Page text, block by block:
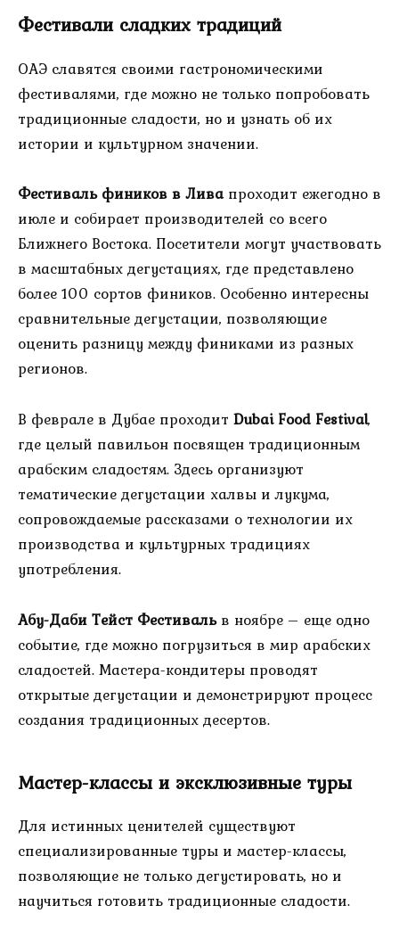
Фестивали сладких традиций
ОАЭ славятся своими гастрономическими
фестивалями, где можно не только попробовать
традиционные сладости, но и узнать об их
истории и культурном значении.
Фестиваль фиников в Ливапроходит ежегодно в
июле и собирает производителей со всего
Ближнего Востока. Посетители могут участвовать
в масштабных дегустациях, где представлено
более 100 сортов фиников. Особенно интересны
сравнительные дегустации, позволяющие
оценить разницу между финиками из разных
регионов.
В феврале в Дубае проходит Dubai Food Festival,
где целый павильон посвящен традиционным
арабским сладостям. Здесь организуют
тематические дегустации халвы и лукума,
сопровождаемые рассказами о технологии их
производства и культурных традициях
употребления.
Абу-Даби Тейст Фестивальв ноябре – еще одно
событие, где можно погрузиться в мир арабских
сладостей. Мастера-кондитеры проводят
открытые дегустации и демонстрируют процесс
создания традиционных десертов.
Мастер-классы и эксклюзивные туры
Для истинных ценителей существуют
специализированные туры и мастер-классы,
позволяющие не только дегустировать, но и
научиться готовить традиционные сладости.